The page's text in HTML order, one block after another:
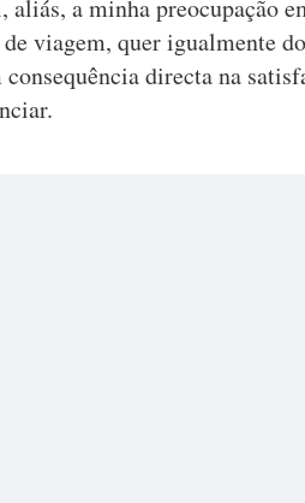
aliás, a minha preocupação
viagem, quer igualmente
directa na